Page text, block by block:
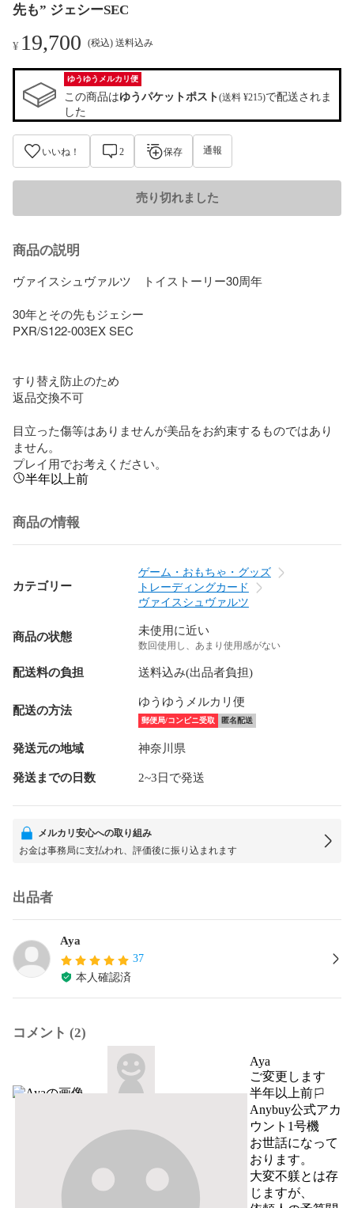
先も” ジェシーSEC
¥ 19,700 (税込) 送料込み
ゆうゆうメルカリ便
この商品はゆうパケットポスト(送料 ¥215)で配送されま
した
いいね！ 2 保存 通報
売り切れました
商品の説明
ヴァイスシュヴァルツ　トイストーリー30周年
30年とその先もジェシー
PXR/S122-003EX SEC
すり替え防止のため
返品交換不可
目立った傷等はありませんが美品をお約束するものではあり
ません。
プレイ用でお考えください。
半年以上前
商品の情報
カテゴリー
ゲーム・おもちゃ・グッズ
トレーディングカード
ヴァイスシュヴァルツ
商品の状態 未使用に近い
数回使用し、あまり使用感がない
配送料の負担 送料込み(出品者負担)
配送の方法
ゆうゆうメルカリ便
郵便局/コンビニ受取 匿名配送
発送元の地域 神奈川県
発送までの日数 2~3日で発送
メルカリ安心への取り組み
お金は事務局に支払われ、評価後に振り込まれます
出品者
Aya
37
本人確認済
コメント (2)
Aya
ご変更します
半年以上前
報告する
Anybuy公式アカ
ウント1号機
お世話になって
おります。
大変不躾とは存
じますが、